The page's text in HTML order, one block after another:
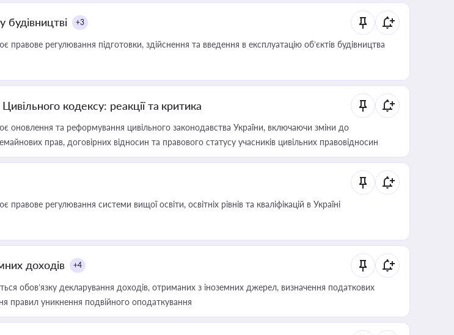
будівництві +3
правове регулювання підготовки, здійснення та введення в експлуатацію об’єктів будівництва
кодексу: реакції та критика
оновлення та реформування цивільного законодавства України, включаючи зміни до
прав, договірних відносин та правового статусу учасників цивільних правовідносин
правове регулювання системи вищої освіти, освітніх рівнів та кваліфікацій в Україні
доходів +4
обов’язку декларування доходів, отриманих з іноземних джерел, визначення податкових
правил уникнення подвійного оподаткування